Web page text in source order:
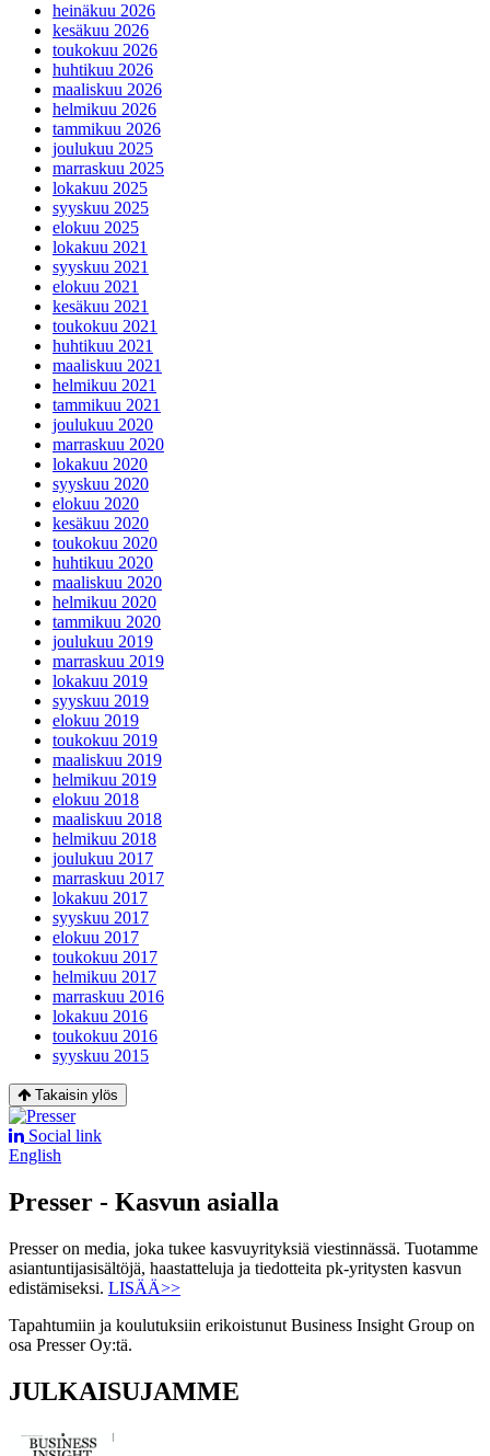
heinäkuu 2026
kesäkuu 2026
toukokuu 2026
huhtikuu 2026
maaliskuu 2026
helmikuu 2026
tammikuu 2026
joulukuu 2025
marraskuu 2025
lokakuu 2025
syyskuu 2025
elokuu 2025
lokakuu 2021
syyskuu 2021
elokuu 2021
kesäkuu 2021
toukokuu 2021
huhtikuu 2021
maaliskuu 2021
helmikuu 2021
tammikuu 2021
joulukuu 2020
marraskuu 2020
lokakuu 2020
syyskuu 2020
elokuu 2020
kesäkuu 2020
toukokuu 2020
huhtikuu 2020
maaliskuu 2020
helmikuu 2020
tammikuu 2020
joulukuu 2019
marraskuu 2019
lokakuu 2019
syyskuu 2019
elokuu 2019
toukokuu 2019
maaliskuu 2019
helmikuu 2019
elokuu 2018
maaliskuu 2018
helmikuu 2018
joulukuu 2017
marraskuu 2017
lokakuu 2017
syyskuu 2017
elokuu 2017
toukokuu 2017
helmikuu 2017
marraskuu 2016
lokakuu 2016
toukokuu 2016
syyskuu 2015
Takaisin ylös
Social link
English
Presser - Kasvun asialla
Presser on media, joka tukee kasvuyrityksiä viestinnässä. Tuotamme
asiantuntijasisältöjä, haastatteluja ja tiedotteita pk-yritysten kasvun
edistämiseksi. LISÄÄ>>
Tapahtumiin ja koulutuksiin erikoistunut Business Insight Group on
osa Presser Oy:tä.
JULKAISUJAMME